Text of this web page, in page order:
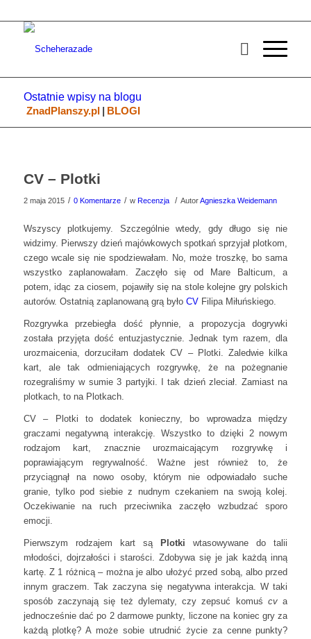
Ostatnie wpisy na blogu
ZnadPlanszy.pl | BLOGI
CV – Plotki
2 maja 2015 / 0 Komentarze / w Recenzja / AutorAgnieszka Weidemann
Wszyscy plotkujemy. Szczególnie wtedy, gdy długo się nie
widzimy. Pierwszy dzień majówkowych spotkań sprzyjał plotkom,
czego wcale się nie spodziewałam. No, może troszkę, bo sama
wszystko zaplanowałam. Zaczęło się od Mare Balticum, a
potem, idąc za ciosem, pojawiły się na stole kolejne gry polskich
autorów. Ostatnią zaplanowaną grą było CVFilipa Miłuńskiego.
Rozgrywka przebiegła dość płynnie, a propozycja dogrywki
została przyjęta dość entuzjastycznie. Jednak tym razem, dla
urozmaicenia, dorzuciłam dodatek CV – Plotki. Zaledwie kilka
kart, ale tak odmieniających rozgrywkę, że na pożegnanie
rozegraliśmy w sumie 3 partyjki. I tak dzień zleciał. Zamiast na
plotkach, to na Plotkach.
CV – Plotki to dodatek konieczny, bo wprowadza między
graczami negatywną interakcję. Wszystko to dzięki 2 nowym
rodzajom kart, znacznie urozmaicającym rozgrywkę i
poprawiającym regrywalność. Ważne jest również to, że
przyciągnął na nowo osoby, którym nie odpowiadało suche
granie, tylko pod siebie z nudnym czekaniem na swoją kolej.
Oczekiwanie na ruch przeciwnika zaczęło wzbudzać sporo
emocji.
Pierwszym rodzajem kart są Plotki wtasowywane do talii
młodości, dojrzałości i starości. Zdobywa się je jak każdą inną
kartę. Z 1 różnicą – można je albo ułożyć przed sobą, albo przed
innym graczem. Tak zaczyna się negatywna interakcja. W taki
sposób zaczynają się też dylematy, czy zepsuć komuścv a
jednocześnie dać po 2 darmowe punkty, liczone na koniec gry za
każdą plotkę? A może sobie utrudnić życie za cenne punkty?